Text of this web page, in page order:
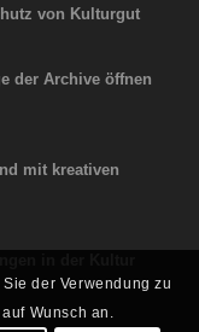
von Kulturgut
der Archive öffnen
mit kreativen
der Verwendung zu
Wunsch an.